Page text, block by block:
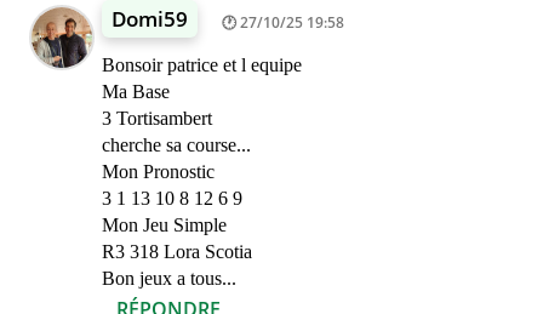
Domi59 27/10/25 19:58
Bonsoir patrice et l equipe
Ma Base
3 Tortisambert
cherche sa course...
Mon Pronostic
3 1 13 10 8 12 6 9
Mon Jeu Simple
R3 318 Lora Scotia
Bon jeux a tous...